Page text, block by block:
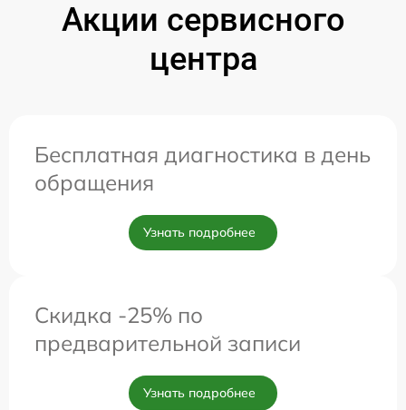
Акции сервисного
центра
Бесплатная диагностика в день
обращения
Узнать подробнее
Скидка -25% по
предварительной записи
Узнать подробнее